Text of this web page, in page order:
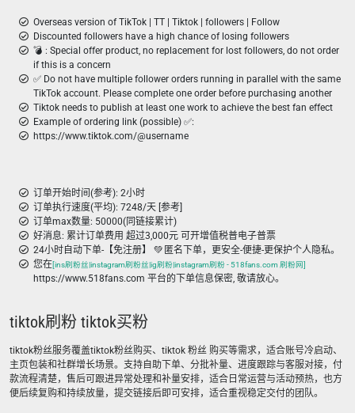
Overseas version of TikTok | TT | Tiktok | followers | Follow
Discounted followers have a high chance of losing followers
💣 ︎: Special offer product, no replacement for lost followers, do not order
if this is a concern
✅ Do not have multiple follower orders running in parallel with the same
TikTok account. Please complete one order before purchasing another
Tiktok needs to publish at least one work to achieve the best fan effect
Example of ordering link (possible) ✅:
https://www.tiktok.com/@username
订单开始时间(参考): 2小时
订单执行速度(平均): 7248/天 [参考]
订单max数量: 50000(同链接累计)
好消息: 累计订单费用 超过3,000元 可开增值税普电子普票
24小时自动下单-【免注册】 💚 匿名下单，更安全-便捷-更保护个人隐私。
您在[ins刷粉丝|instagram刷粉丝|ig刷粉|instagram刷粉 - 518fans.com 刷粉网]
https://www.518fans.com 平台的下单信息保密, 敬请放心。
tiktok刷粉 tiktok买粉
tiktok粉丝服务覆盖tiktok粉丝购买、tiktok 粉丝 购买等需求，适合账号冷启动、
主页包装和社群增长场景。支持自助下单、分批补量、进度跟踪与客服对接，付
款流程清楚，售后可跟进异常处理和补量安排，适合日常运营与活动预热，也方
便后续复购和持续放量，提交链接后即可安排，适合重视稳定交付的团队。